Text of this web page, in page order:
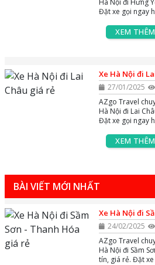
Đặt xe gọi ngay
24/7.XEM THÊM
Xe Hà Nội đi
27/01/2025
AZgo Travel
Hà Nội đi Lai
Đặt xe gọi ngay
24/7.XEM THÊM
BÀI VIẾT MỚI NHẤT
Xe Hà Nội đi
24/02/2025
AZgo Travel
Hà Nội đi Sầm
tín, giá rẻ. Đặt